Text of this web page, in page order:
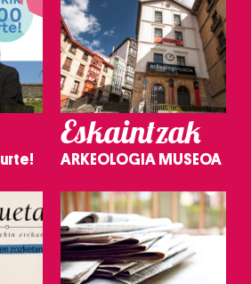
urte!
Eskaintzak
ARKEOLOGIA MUSEOA